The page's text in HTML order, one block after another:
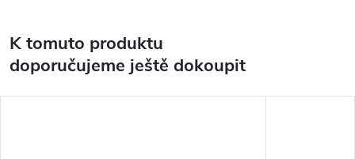
K tomuto produktu
doporučujeme ještě dokoupit